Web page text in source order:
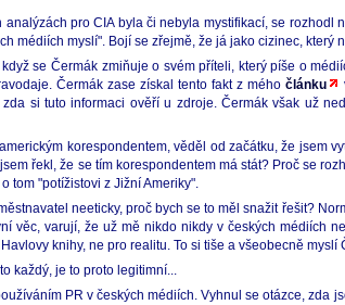
pro CIA byla či nebyla mystifikací, se
médiích myslí". Bojí se zřejmě, že já jako cizinec,
se Čermák zmiňuje o svém příteli, který píše o
Čermák zase získal tento fakt z mého článku
si tuto informaci ověří u zdroje. Čermák však už
korespondentem, věděl od začátku, že jsem
řekl, že se tím korespondentem má stát? Proč se
tom "potížistovi z Jižní Ameriky".
neeticky, proč bych se to měl snažit řešit?
věc, varují, že už mě nikdo nikdy v českých médiích
knihy, ne pro realitu. To si tiše a všeobecně myslí
každý, je to proto legitimní...
PR v českých médiích. Vyhnul se otázce,